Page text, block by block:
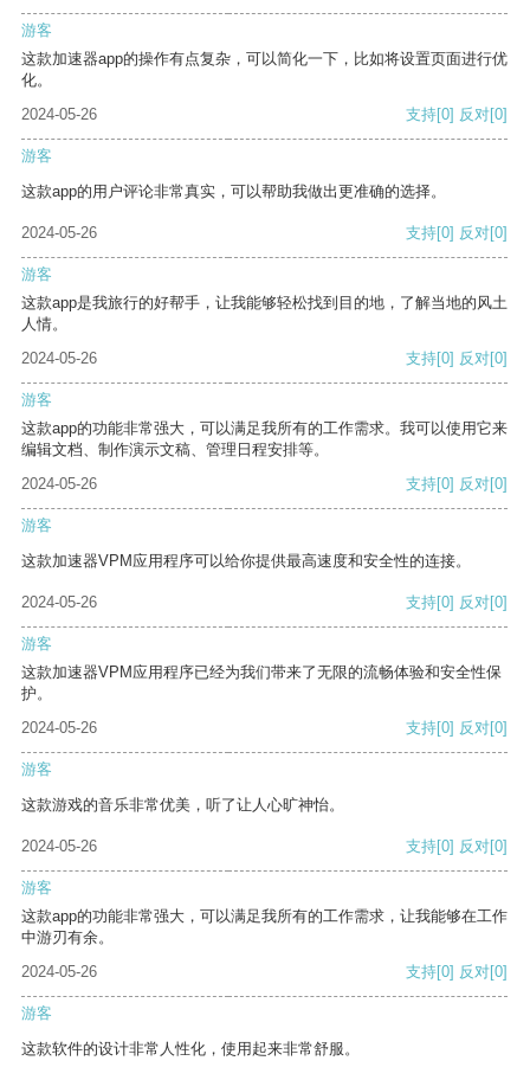
游客
这款加速器app的操作有点复杂，可以简化一下，比如将设置页面进行优
化。
2024-05-26
支持[0] 反对[0]
游客
这款app的用户评论非常真实，可以帮助我做出更准确的选择。
2024-05-26 支持[0] 反对[0]
游客
这款app是我旅行的好帮手，让我能够轻松找到目的地，了解当地的风土
人情。
2024-05-26
支持[0] 反对[0]
游客
这款app的功能非常强大，可以满足我所有的工作需求。我可以使用它来
编辑文档、制作演示文稿、管理日程安排等。
2024-05-26
支持[0] 反对[0]
游客
这款加速器VPM应用程序可以给你提供最高速度和安全性的连接。
2024-05-26 支持[0] 反对[0]
游客
这款加速器VPM应用程序已经为我们带来了无限的流畅体验和安全性保
护。
2024-05-26
支持[0] 反对[0]
游客
这款游戏的音乐非常优美，听了让人心旷神怡。
2024-05-26 支持[0] 反对[0]
游客
这款app的功能非常强大，可以满足我所有的工作需求，让我能够在工作
中游刃有余。
2024-05-26
支持[0] 反对[0]
游客
这款软件的设计非常人性化，使用起来非常舒服。